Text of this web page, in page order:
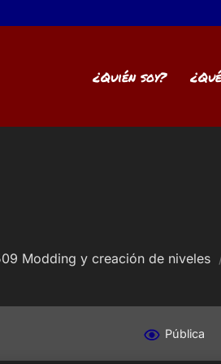
¿Quién soy?
Modding y creación de niveles
Pública